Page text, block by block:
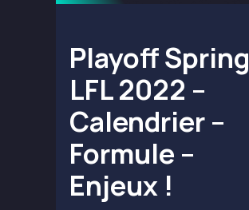
Playoff Spring
LFL 2022 –
Calendrier –
Formule –
Enjeux !